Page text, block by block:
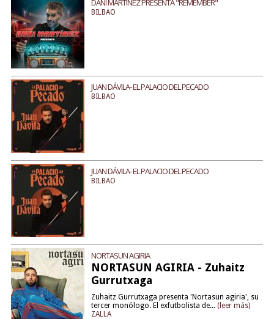
DANI MARTÍNEZ PRESENTA "REMEMBER"
BILBAO
JUAN DÁVILA- EL PALACIO DEL PECADO
BILBAO
JUAN DÁVILA- EL PALACIO DEL PECADO
BILBAO
NORTASUN AGIRIA
NORTASUN AGIRIA - Zuhaitz
Gurrutxaga
Zuhaitz Gurrutxaga presenta 'Nortasun agiria', su
tercer monólogo. El exfutbolista de... (leer más)
ZALLA